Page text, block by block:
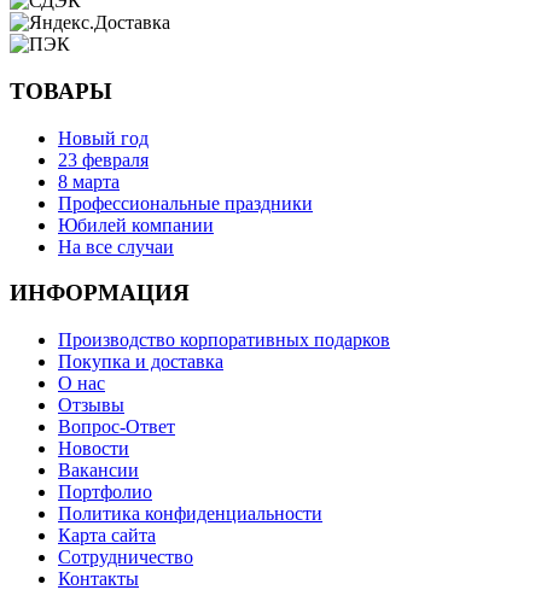
ТОВАРЫ
Новый год
23 февраля
8 марта
Профессиональные праздники
Юбилей компании
На все случаи
ИНФОРМАЦИЯ
Производство корпоративных подарков
Покупка и доставка
О нас
Отзывы
Вопрос-Ответ
Новости
Вакансии
Портфолио
Политика конфиденциальности
Карта сайта
Сотрудничество
Контакты